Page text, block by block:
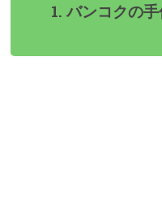
1. バンコクの